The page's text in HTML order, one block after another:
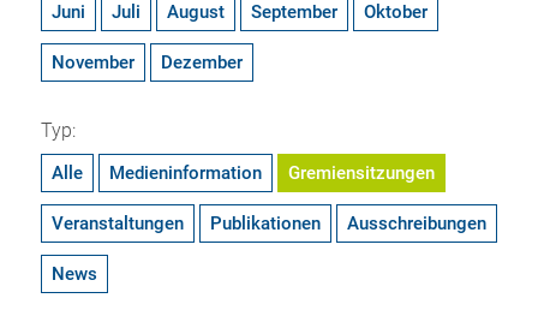
Juni Juli August September Oktober
November Dezember
Typ:
Alle Medieninformation Gremiensitzungen
Veranstaltungen Publikationen Ausschreibungen
News